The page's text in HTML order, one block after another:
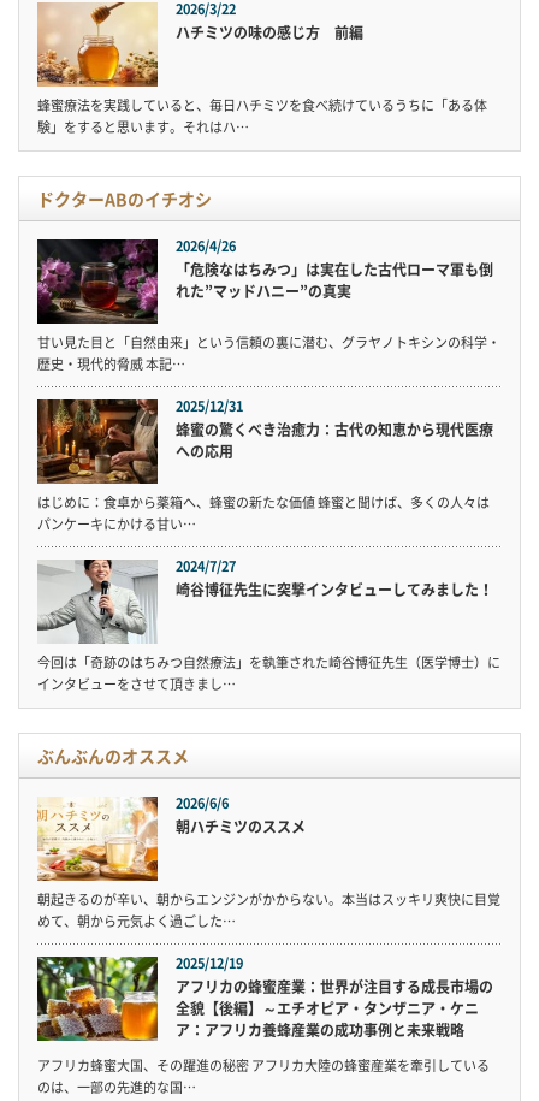
2026/3/22
ハチミツの味の感じ方 前編
蜂蜜療法を実践していると、毎日ハチミツを食べ続けているうちに「ある体
験」をすると思います。それはハ…
ドクターABのイチオシ
2026/4/26
「危険なはちみつ」は実在した古代ローマ軍も倒
れた”マッドハニー”の真実
甘い見た目と「自然由来」という信頼の裏に潜む、グラヤノトキシンの科学・
歴史・現代的脅威 本記…
2025/12/31
蜂蜜の驚くべき治癒力：古代の知恵から現代医療
への応用
はじめに：食卓から薬箱へ、蜂蜜の新たな価値 蜂蜜と聞けば、多くの人々は
パンケーキにかける甘い…
2024/7/27
崎谷博征先生に突撃インタビューしてみました！
今回は「奇跡のはちみつ自然療法」を執筆された崎谷博征先生（医学博士）に
インタビューをさせて頂きまし…
ぶんぶんのオススメ
2026/6/6
朝ハチミツのススメ
朝起きるのが辛い、朝からエンジンがかからない。本当はスッキリ爽快に目覚
めて、朝から元気よく過ごした…
2025/12/19
アフリカの蜂蜜産業：世界が注目する成長市場の
全貌【後編】～エチオピア・タンザニア・ケニ
ア：アフリカ養蜂産業の成功事例と未来戦略
アフリカ蜂蜜大国、その躍進の秘密 アフリカ大陸の蜂蜜産業を牽引している
のは、一部の先進的な国…